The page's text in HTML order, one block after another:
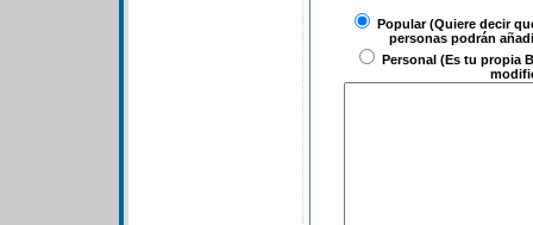
Popular(Quiere decir
personas podrán
Personal (Es tu propia